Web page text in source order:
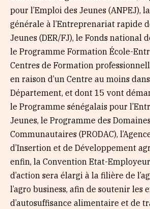
pour l’Emploi des Jeunes (ANPEJ),
générale à l’Entreprenariat rapide
Jeunes (DER/FJ), le Fonds national
le Programme Formation École-
Centres de Formation
en raison d’un Centre au moins
Département, et dont 15 vont
le Programme sénégalais pour
Jeunes, le Programme des
Communautaires (PRODAC),
d’Insertion et de Développement
enfin, la Convention Etat-
d’action sera élargi à la filière de
l’agro business, afin de soutenir les
d’autosuffisance alimentaire et de